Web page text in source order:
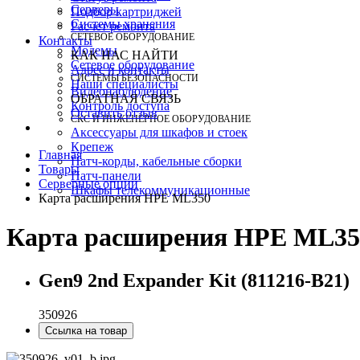
Серверы
Системы хранения
СЕТЕВОЕ ОБОРУДОВАНИЕ
Модемы
Сетевое оборудование
СИСТЕМЫ БЕЗОПАСНОСТИ
Видеонаблюдение
Контроль доступа
СКС И ИНЖЕНЕРНОЕ ОБОРУДОВАНИЕ
Аксессуары для шкафов и стоек
Крепеж
Патч-корды, кабельные сборки
Патч-панели
Шкафы телекоммуникационные
Подбор картриджей
Расчет ремонта
Контакты
КАК НАС НАЙТИ
Адрес и контакты
Наши специалисты
ОБРАТНАЯ СВЯЗЬ
Оставить отзыв
Главная
Товары
Серверные опции
Карта расширения HPE ML350
Карта расширения HPE
Gen9 2nd Expander Kit (811216-B21)
350926
Ссылка на товар